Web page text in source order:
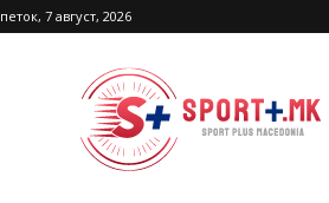
петок, 7 август, 2026
Sport
Plus
Macedonia